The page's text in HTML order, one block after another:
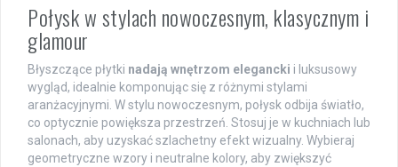
Połysk w stylach nowoczesnym, klasycznym i
glamour
Błyszczące płytki nadają wnętrzom elegancki i luksusowy
wygląd, idealnie komponując się z różnymi stylami
aranżacyjnymi. W stylu nowoczesnym, połysk odbija światło,
co optycznie powiększa przestrzeń. Stosuj je w kuchniach lub
salonach, aby uzyskać szlachetny efekt wizualny. Wybieraj
geometryczne wzory i neutralne kolory, aby zwiększyć